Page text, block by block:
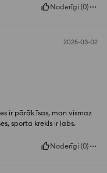
Noderīgi (0)
2025-03-02
ir pārāk īsas, man vismaz
sporta krekls ir labs.
Noderīgi (0)